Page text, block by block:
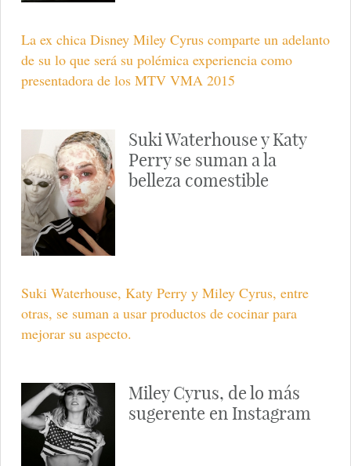
La ex chica Disney Miley Cyrus comparte un adelanto
de su lo que será su polémica experiencia como
presentadora de los MTV VMA 2015
Suki Waterhouse y Katy
Perry se suman a la
belleza comestible
Suki Waterhouse, Katy Perry y Miley Cyrus, entre
otras, se suman a usar productos de cocinar para
mejorar su aspecto.
Miley Cyrus, de lo más
sugerente en Instagram